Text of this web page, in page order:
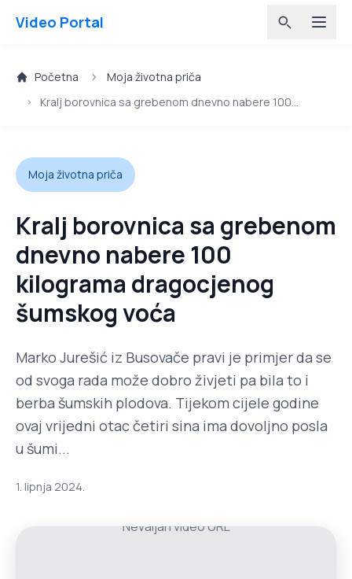
Video Portal
Početna
Moja životna priča
Kralj borovnica sa grebenom dnevno nabere 100
Moja životna priča
Kralj borovnica sa grebenom
dnevno nabere 100
kilograma dragocjenog
šumskog voća
Marko Jurešić iz Busovače pravi je primjer da se
od svoga rada može dobro živjeti pa bila to i
berba šumskih plodova. Tijekom cijele godine
ovaj vrijedni otac četiri sina ima dovoljno posla
u šumi...
1. lipnja 2024.
Nevaljan video URL